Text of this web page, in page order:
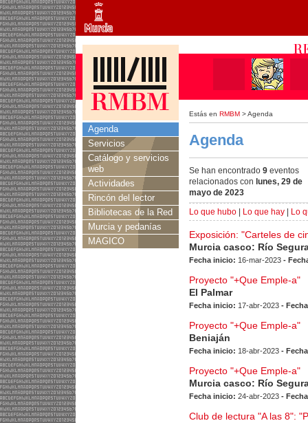
Estás en RMBM > Agenda
Agenda
Servicios
Catálogo y servicios
web
Actividades
Rincón del lector
Bibliotecas de la Red
Murcia y pedanías
MAGICO
Agenda
Se han encontrado 9 eventos
relacionados con lunes, 29 de
mayo de 2023
Lo que hubo
Lo que hay Lo
Exposición: "Carteles de
Murcia casco: Río
Fecha inicio: 16-mar-2023 -
Proyecto "+Que Emple-a"
El Palmar
Fecha inicio: 17-abr-2023 -
Proyecto "+Que Emple-a"
Beniaján
Fecha inicio: 18-abr-2023 -
Proyecto "+Que Emple-a"
Murcia casco: Río
Fecha inicio: 24-abr-2023 -
Club de lectura "A las 8":